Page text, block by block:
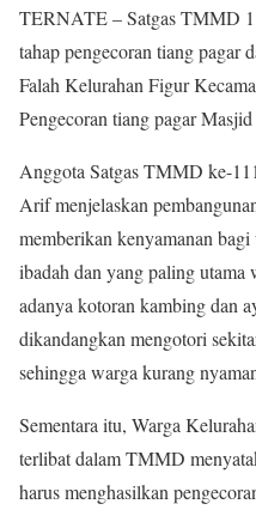
TERNATE – Satgas TMMD
tahap pengecoran tiang pagar
Falah Kelurahan Figur
Pengecoran tiang pagar
Anggota Satgas TMMD ke-
Arif menjelaskan
memberikan kenyamanan
ibadah dan yang paling utama
adanya kotoran kambing dan
dikandangkan mengotori
sehingga warga kurang
Sementara itu, Warga
terlibat dalam TMMD
harus menghasilkan